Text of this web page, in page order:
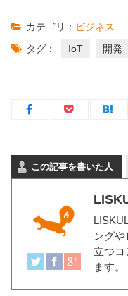
カテゴリ： ビジネス
タグ：
IoT 開発
この記事を書いた人
ング
立つコ
ます。